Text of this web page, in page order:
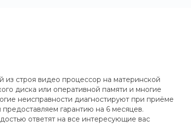
строя видео процессор на материнской
диска или оперативной памяти и многие
неисправности диагностируют при приёме
гарантию на 6 месяцев.
ответят на все интересующие вас